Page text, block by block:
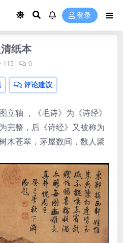
登录
纸本
115 0
评论建议
立轴 ，《毛诗》为《诗经》
完整，后《诗经》又被称为
木苍翠，茅屋数间，数人聚